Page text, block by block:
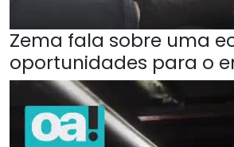
Zema fala sobre uma
oportunidades para o